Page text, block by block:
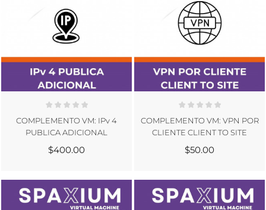
COMPLEMENTO VM: IPv 4
PUBLICA ADICIONAL
$400.00
COMPLEMENTO VM: VPN POR
CLIENTE CLIENT TO SITE
$50.00